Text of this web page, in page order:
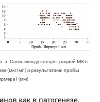
5. Связь между концентрацией МК в
(мкг/мл) и результатами пробы
I (мм)
как в патогенезе,